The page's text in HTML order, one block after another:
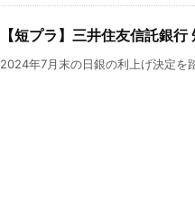
【短プラ】三井住友信託銀
2024年7月末の日銀の利上げ決定を